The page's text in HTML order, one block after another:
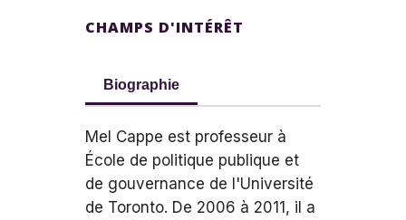
CHAMPS D'INTÉRÊT
Biographie
Mel Cappe est professeur à
École de politique publique et
de gouvernance de l'Université
de Toronto. De 2006 à 2011, il a